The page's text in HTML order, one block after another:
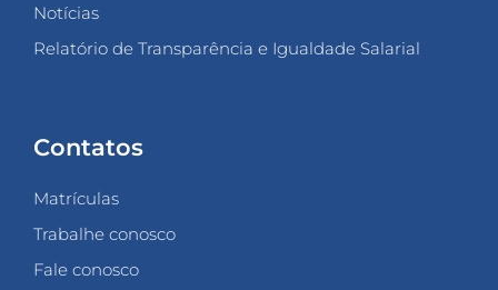
Notícias
Relatório de Transparência e Igualdade Salarial
Contatos
Matrículas
Trabalhe conosco
Fale conosco